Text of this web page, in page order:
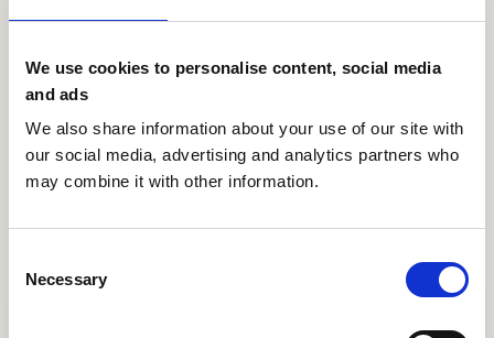
We use cookies to personalise content, social media
and ads
We also share information about your use of our site with
our social media, advertising and analytics partners who
may combine it with other information.
Selection
Necessary
✓ Acesso diário ao estúdio
✓ Rio, piscina, caiaques
Apply for shared →